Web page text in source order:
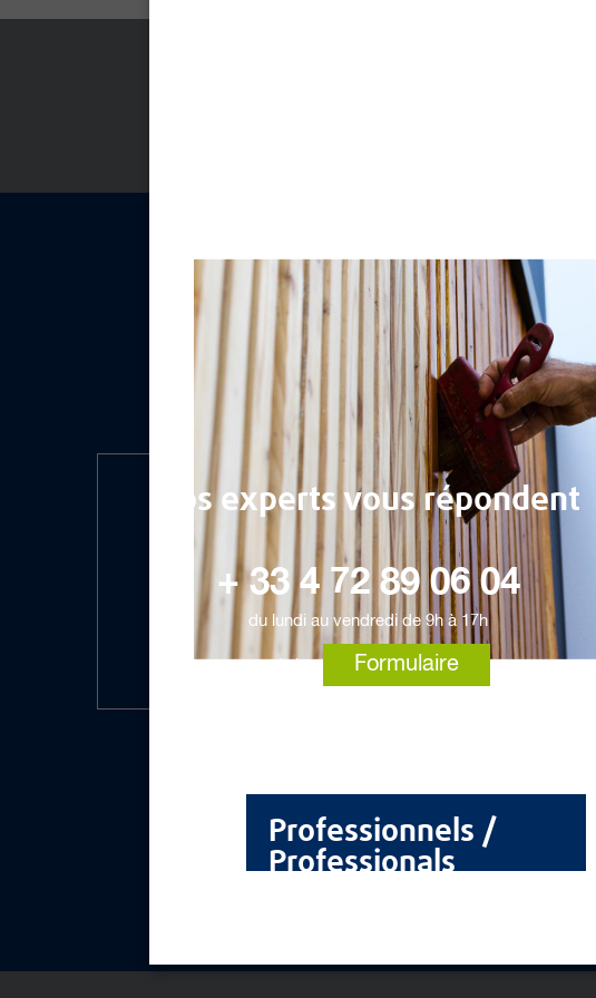
Professionnels /
Professionals
Nos experts vous répondent
+ 33 4 72 89 06 04
du lundi au vendredi de 9h à 17h
Formulaire